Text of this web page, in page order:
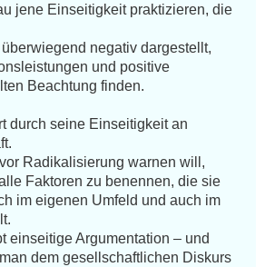
jene Einseitigkeit praktizieren, die
negativ dargestellt,
und positive
Beachtung finden.
durch seine Einseitigkeit an
Radikalisierung warnen will,
Faktoren zu benennen, die sie
im eigenen Umfeld und auch im
einseitige Argumentation – und
dem gesellschaftlichen Diskurs